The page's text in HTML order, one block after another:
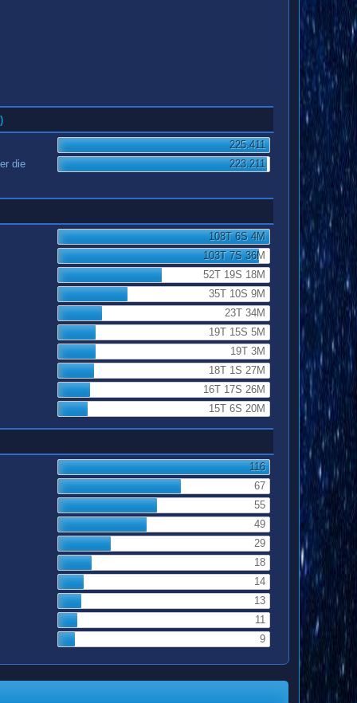
225.411
die
223.211
108T 6S 4M
103T 7S 36M
52T 19S 18M
35T 10S 9M
23T 34M
19T 15S 5M
19T 3M
18T 1S 27M
16T 17S 26M
15T 6S 20M
116
67
55
49
29
18
14
13
11
9